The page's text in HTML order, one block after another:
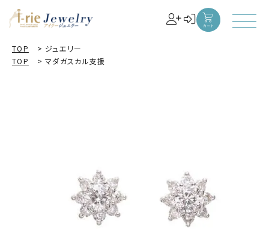
TOP > ジュエリー
TOP
>マダガスカル支援